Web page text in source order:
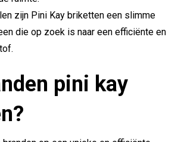
zijn Pini Kay briketten een slimme
die op zoek is naar een efficiënte en
pini kay